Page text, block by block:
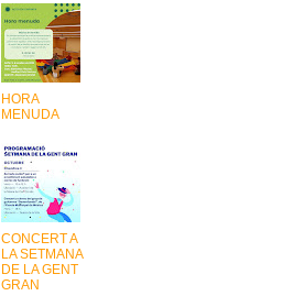
HORA
MENUDA
CONCERT A
LA SETMANA
DE LA GENT
GRAN